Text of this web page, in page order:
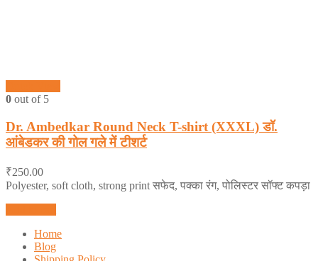
0 out of 5
Dr. Ambedkar Round Neck T-shirt (XXXL) डॉ.
आंबेडकर की गोल गले में टीशर्ट
₹250.00
Polyester, soft cloth, strong print सफेद, पक्का रंग, पोलिस्टर सॉफ्ट कपड़ा
Home
Blog